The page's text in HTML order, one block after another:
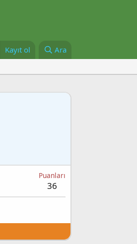
Kayıt ol Ara
Puanları
36